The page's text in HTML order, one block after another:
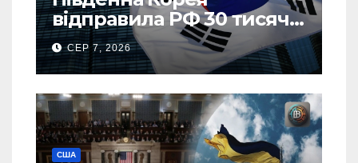
відправила РФ 30 тисяч
тонн авіапалива
СЕР 7, 2026
США